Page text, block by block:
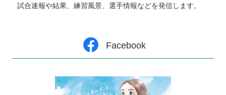
試合速報や結果、練習風景、選手情報などを発信します。
Facebook